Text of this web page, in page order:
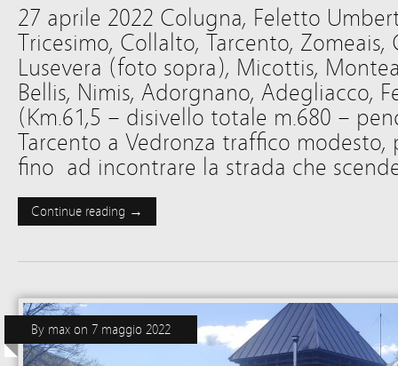
27 aprile 2022 Colugna, Feletto
Tricesimo, Collalto, Tarcento, Zomeais,
Lusevera (foto sopra), Micottis,
Bellis, Nimis, Adorgnano, Adegliacco,
(Km.61,5 – disivello totale m.680 –
Tarcento a Vedronza traffico
fino ad incontrare la strada che
Continue reading →
By max on 7 maggio 2022